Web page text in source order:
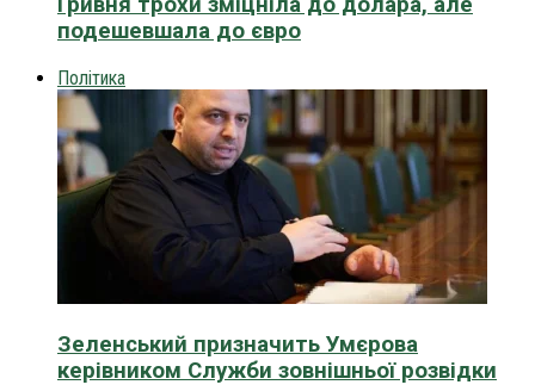
подешевшала до євро
Політика
Зеленський призначить Умєрова
керівником Служби зовнішньої розвідки